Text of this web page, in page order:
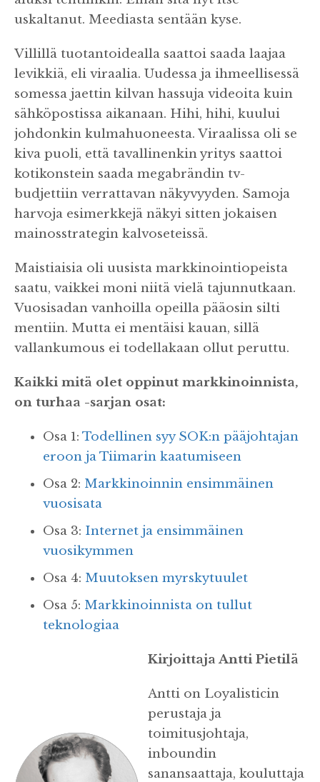
uskaltanut. Meediasta sentään kyse.
Villillä tuotantoidealla saattoi saada laajaa
levikkiä, eli viraalia. Uudessa ja ihmeellisessä
somessa jaettin kilvan hassuja videoita kuin
sähköpostissa aikanaan. Hihi, hihi, kuului
johdonkin kulmahuoneesta. Viraalissa oli se
kiva puoli, että tavallinenkin yritys saattoi
kotikonstein saada megabrändin tv-
budjettiin verrattavan näkyvyyden. Samoja
harvoja esimerkkejä näkyi sitten jokaisen
mainosstrategin kalvoseteissä.
Maistiaisia oli uusista markkinointiopeista
saatu, vaikkei moni niitä vielä tajunnutkaan.
Vuosisadan vanhoilla opeilla pääosin silti
mentiin. Mutta ei mentäisi kauan, sillä
vallankumous ei todellakaan ollut peruttu.
Kaikki mitä olet oppinut markkinoinnista,
on turhaa -sarjan osat:
Osa 1: Todellinen syy SOK:n pääjohtajan
eroon ja Tiimarin kaatumiseen
Osa 2: Markkinoinnin ensimmäinen
vuosisata
Osa 3: Internet ja ensimmäinen
vuosikymmen
Osa 4: Muutoksen myrskytuulet
Osa 5: Markkinoinnista on tullut
teknologiaa
Kirjoittaja Antti Pietilä
Antti on Loyalisticin
perustaja ja
toimitusjohtaja,
inboundin
sanansaattaja, kouluttaja